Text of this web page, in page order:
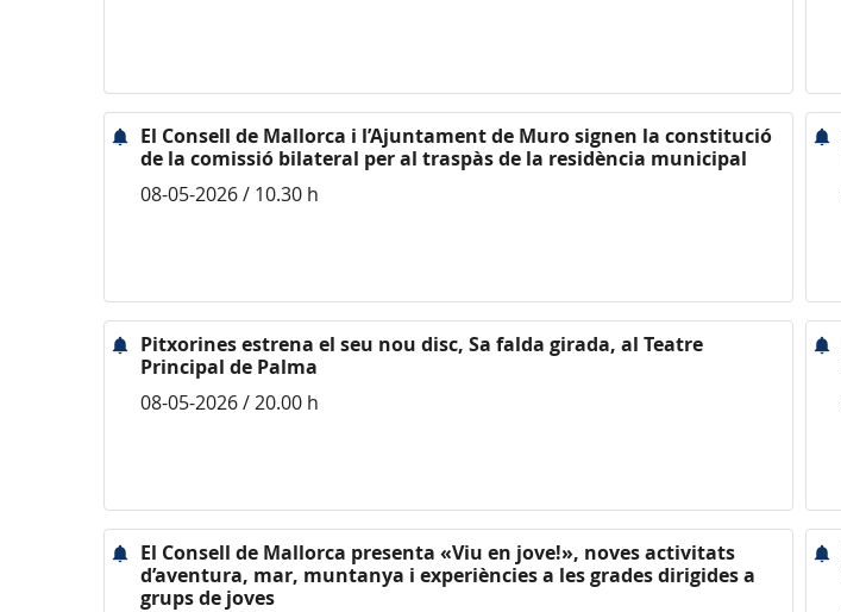
El Consell de Mallorca i l’Ajuntament de Muro signen la constitució
de la comissió bilateral per al traspàs de la residència municipal
08-05-2026 / 10.30 h
Pitxorines estrena el seu nou disc, Sa falda girada, al Teatre
Principal de Palma
08-05-2026 / 20.00 h
El Consell de Mallorca presenta «Viu en jove!», noves activitats
d’aventura, mar, muntanya i experiències a les grades dirigides a
grups de joves